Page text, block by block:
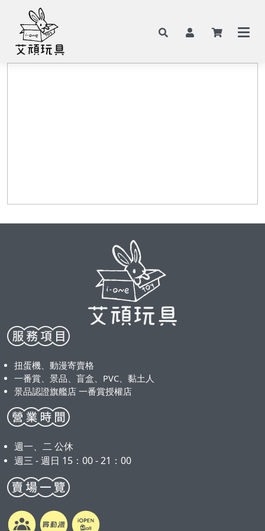
扭蛋機、動漫寄賣格
一番賞、景品、盲盒、PVC、黏土人
景品認證旗艦店 一番賞授權店
週一、二 公休
週三 - 週日 15：00 - 21：00